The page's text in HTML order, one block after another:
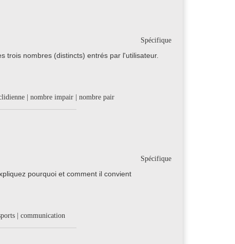
Spécifique
trois nombres (distincts) entrés par l'utilisateur.
| nombre impair | nombre pair
Spécifique
pourquoi et comment il convient
| communication